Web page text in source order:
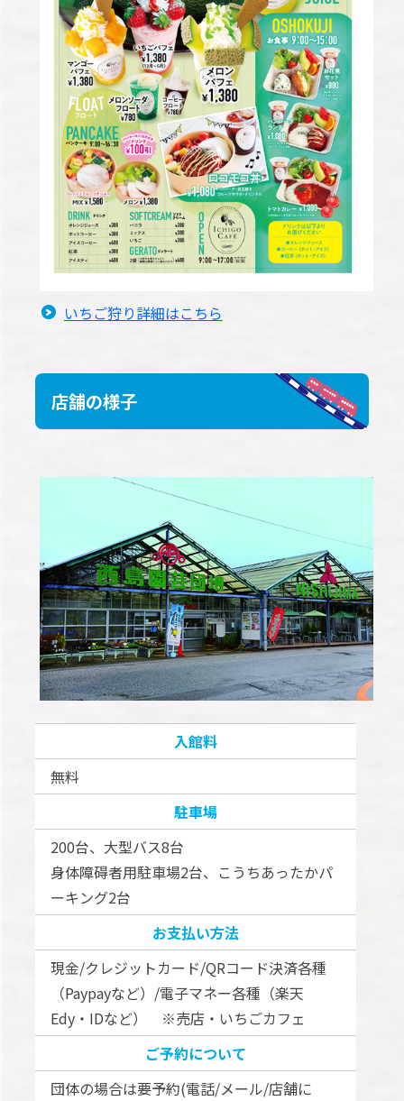
いちご狩り詳細はこちら
店舗の様子
入館料
無料
駐車場
200台、大型バス8台
身体障碍者用駐車場2台、こうちあったかパ
ーキング2台
お支払い方法
現金/クレジットカード/QRコード決済各種
（Paypayなど）/電子マネー各種（楽天
Edy・IDなど） ※売店・いちごカフェ
ご予約について
団体の場合は要予約(電話/メール/店舗に